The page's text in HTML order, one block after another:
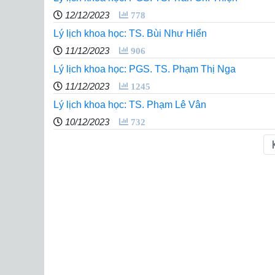
12/12/2023
778
Lý lịch khoa học: TS. Bùi Như Hiển
11/12/2023
906
Lý lịch khoa học: PGS. TS. Phạm Thị Nga
11/12/2023
1245
Lý lịch khoa học: TS. Phạm Lê Vân
10/12/2023
732